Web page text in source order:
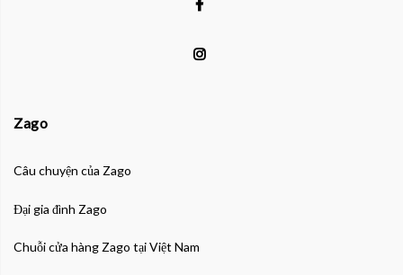
Zago
Câu chuyện của Zago
Đại gia đình Zago
Chuỗi cửa hàng Zago tại Việt Nam